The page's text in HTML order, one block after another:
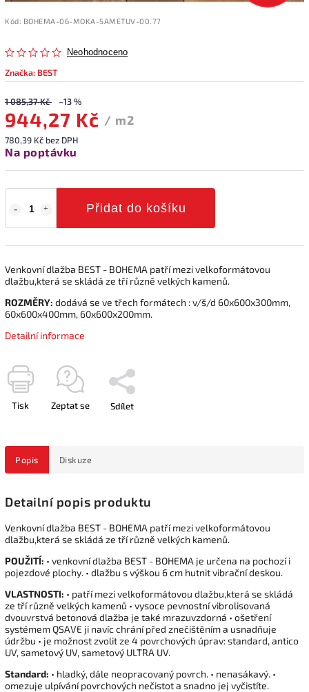
Kód: BOHEMA-06-MOKA-SAMETUV-00.77
Neohodnoceno
Značka: BEST
1 085,37 Kč –13 %
944,27 Kč / m2
780,39 Kč bez DPH
Na poptávku
Přidat do košíku
Venkovní dlažba BEST - BOHEMA patří mezi velkoformátovou
dlažbu,která se skládá ze tří různě velkých kamenů.
ROZMĚRY: dodává se ve třech formátech : v/š/d 60x600x300mm,
60x600x400mm, 60x600x200mm.
Detailní informace
Tisk Zeptat se Sdílet
Popis Diskuze
Detailní popis produktu
Venkovní dlažba BEST - BOHEMA patří mezi velkoformátovou
dlažbu,která se skládá ze tří různě velkých kamenů.
POUŽITÍ: • venkovní dlažba BEST - BOHEMA je určena na pochozí i
pojezdové plochy. • dlažbu s výškou 6 cm hutnit vibrační deskou.
VLASTNOSTI: • patří mezi velkoformátovou dlažbu,která se skládá
ze tří různě velkých kamenů • vysoce pevnostní vibrolisovaná
dvouvrstvá betonová dlažba je také mrazuvzdorná • ošetření
systémem QSAVE ji navíc chrání před znečištěním a usnadňuje
údržbu • je možnost zvolit ze 4 povrchových úprav: standard, antico
UV, sametový UV, sametový ULTRA UV.
Standard: • hladký, dále neopracovaný povrch. • nenasákavý. •
omezuje ulpívání povrchových nečistot a snadno jej vyčistíte.